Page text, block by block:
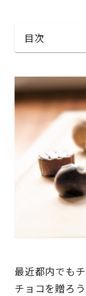
最近都内でも
チョコを贈ろ
目次